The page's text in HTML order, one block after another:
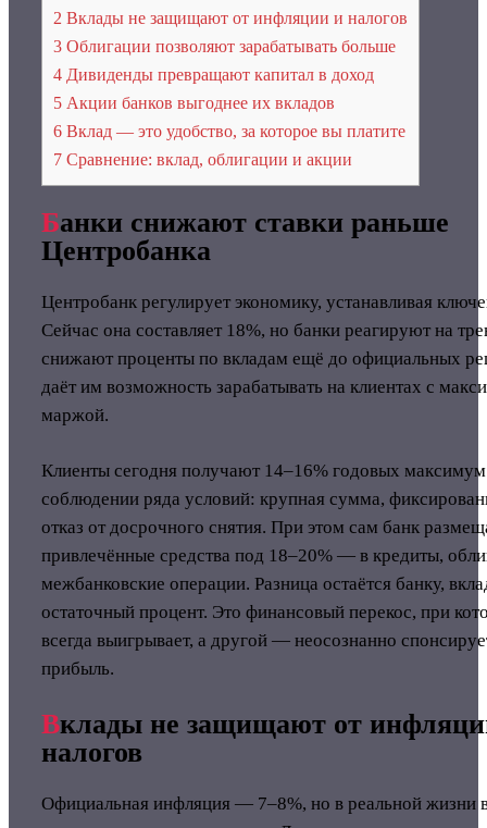
2 Вклады не защищают от инфляции и налогов
3 Облигации позволяют зарабатывать больше
4 Дивиденды превращают капитал в доход
5 Акции банков выгоднее их вкладов
6 Вклад — это удобство, за которое вы платите
7 Сравнение: вклад, облигации и акции
Банки снижают ставки раньше
Центробанка
Центробанк регулирует экономику, устанавливая
Сейчас она составляет 18%, но банки реагируют на
снижают проценты по вкладам ещё до официальных
даёт им возможность зарабатывать на клиентах с
маржой.
Клиенты сегодня получают 14–16% годовых
соблюдении ряда условий: крупная сумма,
отказ от досрочного снятия. При этом сам банк
привлечённые средства под 18–20% — в кредиты,
межбанковские операции. Разница остаётся банку,
остаточный процент. Это финансовый перекос, при
всегда выигрывает, а другой — неосознанно
прибыль.
Вклады не защищают от
налогов
Официальная инфляция — 7–8%, но в реальной жизни